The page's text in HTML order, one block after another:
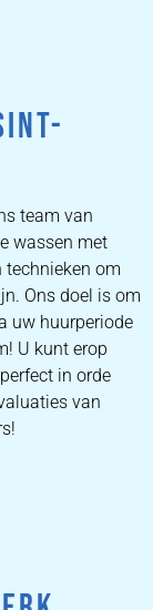
team van
wassen met
technieken om
Ons doel is om
uw huurperiode
U kunt erop
in orde
van